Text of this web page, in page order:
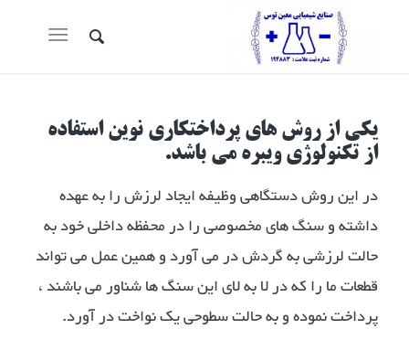
یکی از روش های پرداختکاری نوین استفاده
از تکنولوژی ویبره می باشد.
در این روش دستگاهی وظیفه ایجاد لرزش را به عهده
داشته و سنگ های مخصوصی را در محفظه داخلی خود به
حالت لرزشی به گردش در می آورد و همین عمل می تواند
قطعات ما را که در لا به لای این سنگ ها شناور می باشند ،
پرداخت نموده و به حالت سطوحی یک نواخت در آورد.